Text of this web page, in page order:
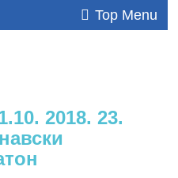
Top Menu
2018. 23.